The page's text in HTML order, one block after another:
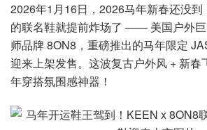
2026年1月16日，2026马年新春还没
的联名鞋就提前炸场了 —— 美国户外
师品牌 8ON8，重磅推出的马年限定
迎来上架发售。这波复古户外风 + 新春
年穿搭氛围感神器！